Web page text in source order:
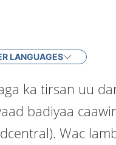
LANGUAGES
ka tirsan uu
badiyaa
Wac